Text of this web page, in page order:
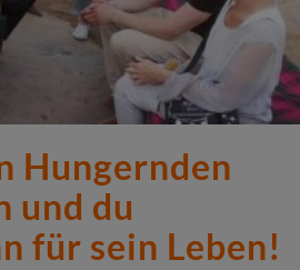
Hungernden
und du
für sein Leben!